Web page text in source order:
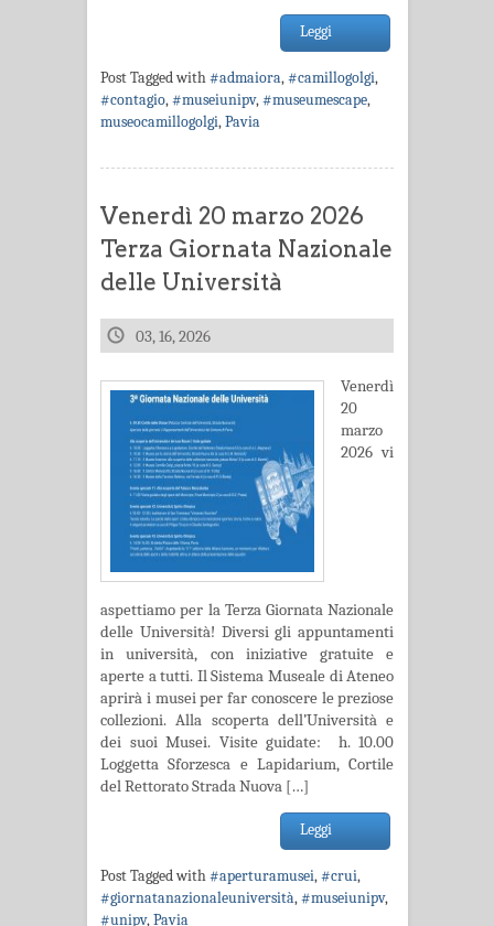
Leggi
Post Tagged with#admaiora,#camillogolgi,
#contagio,#museiunipv,#museumescape,
museocamillogolgi,Pavia
Venerdì 20 marzo 2026
Terza Giornata Nazionale
delle Università
03, 16, 2026
Venerdì
20
marzo
2026 vi
aspettiamo per la Terza Giornata Nazionale
delle Università! Diversi gli appuntamenti
in università, con iniziative gratuite e
aperte a tutti. Il Sistema Museale di Ateneo
aprirà i musei per far conoscere le preziose
collezioni. Alla scoperta dell’Università e
dei suoi Musei. Visite guidate: h. 10.00
Loggetta Sforzesca e Lapidarium, Cortile
del Rettorato Strada Nuova […]
Leggi
Post Tagged with#aperturamusei,#crui,
#giornatanazionaleuniversità,#museiunipv,
#unipv,Pavia